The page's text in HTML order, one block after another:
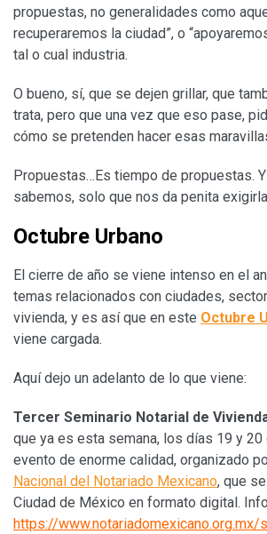
propuestas, no generalidades como
recuperaremos la ciudad”, o
tal o cual industria.
O bueno, sí, que se dejen grillar, que
trata, pero que una vez que eso pase,
cómo se pretenden hacer esas
Propuestas…Es tiempo de propuestas.
sabemos, solo que nos da penita
Octubre Urbano
El cierre de año se viene intenso en el
temas relacionados con ciudades,
vivienda, y es así que en este Octubre
viene cargada.
Aquí dejo un adelanto de lo que viene:
Tercer Seminario Notarial de
que ya es esta semana, los días 19 y 20
evento de enorme calidad, organizado
Nacional del Notariado Mexicano, que
Ciudad de México en formato digital.
https://